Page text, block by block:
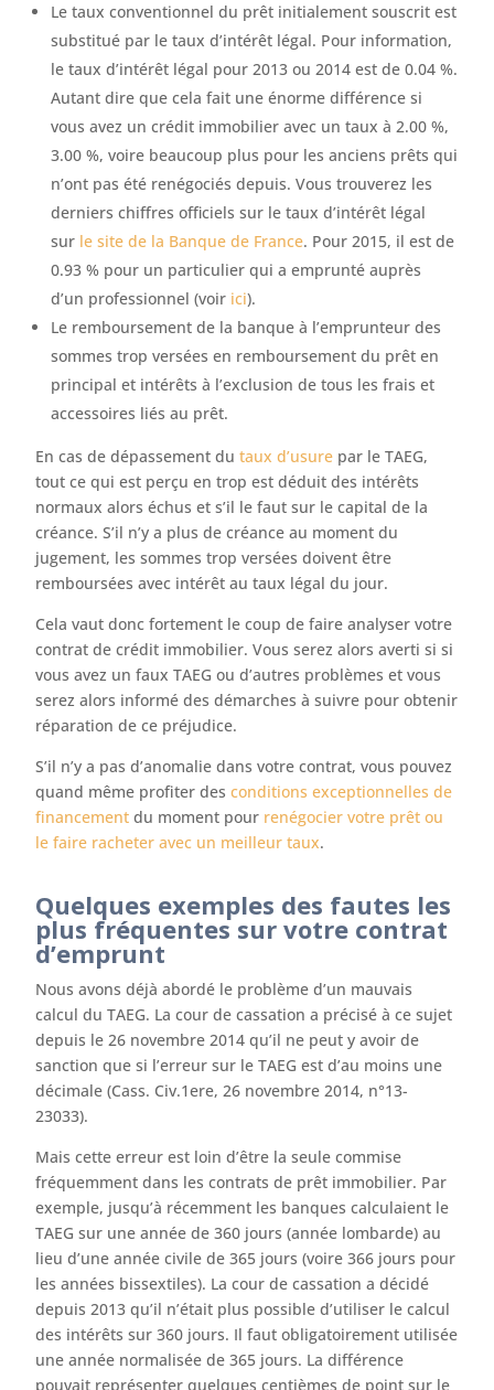
Le taux conventionnel du prêt initialement souscrit est
substitué par le taux d’intérêt légal. Pour information,
le taux d’intérêt légal pour 2013 ou 2014 est de 0.04 %.
Autant dire que cela fait une énorme différence si
vous avez un crédit immobilier avec un taux à 2.00 %,
3.00 %, voire beaucoup plus pour les anciens prêts qui
n’ont pas été renégociés depuis. Vous trouverez les
derniers chiffres officiels sur le taux d’intérêt légal
sur le site de la Banque de France. Pour 2015, il est de
0.93 % pour un particulier qui a emprunté auprès
d’un professionnel (voir ici).
Le remboursement de la banque à l’emprunteur des
sommes trop versées en remboursement du prêt en
principal et intérêts à l’exclusion de tous les frais et
accessoires liés au prêt.
En cas de dépassement dutaux d’usure par le TAEG,
tout ce qui est perçu en trop est déduit des intérêts
normaux alors échus et s’il le faut sur le capital de la
créance. S’il n’y a plus de créance au moment du
jugement, les sommes trop versées doivent être
remboursées avec intérêt au taux légal du jour.
Cela vaut donc fortement le coup de faire analyser votre
contrat de crédit immobilier. Vous serez alors averti si si
vous avez un faux TAEG ou d’autres problèmes et vous
serez alors informé des démarches à suivre pour obtenir
réparation de ce préjudice.
S’il n’y a pas d’anomalie dans votre contrat, vous pouvez
quand même profiter desconditions exceptionnelles de
financement du moment pour renégocier votre prêt ou
le faire racheter avec un meilleur taux.
Quelques exemples des fautes les
plus fréquentes sur votre contrat
d’emprunt
Nous avons déjà abordé le problème d’un mauvais
calcul du TAEG. La cour de cassation a précisé à ce sujet
depuis le 26 novembre 2014 qu’il ne peut y avoir de
sanction que si l’erreur sur le TAEG est d’au moins une
décimale (Cass. Civ.1ere, 26 novembre 2014, n°13-
23033).
Mais cette erreur est loin d’être la seule commise
fréquemment dans les contrats de prêt immobilier. Par
exemple, jusqu’à récemment les banques calculaient le
TAEG sur une année de 360 jours (année lombarde) au
lieu d’une année civile de 365 jours (voire 366 jours pour
les années bissextiles). La cour de cassation a décidé
depuis 2013 qu’il n’était plus possible d’utiliser le calcul
des intérêts sur 360 jours. Il faut obligatoirement utilisée
une année normalisée de 365 jours. La différence
pouvait représenter quelques centièmes de point sur le